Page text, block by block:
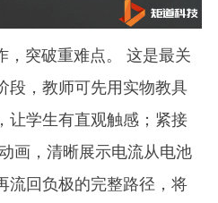
突破重难点。 这是最关
段，教师可先用实物教具
让学生有直观触感；紧接
画，清晰展示电流从电池
流回负极的完整路径，将